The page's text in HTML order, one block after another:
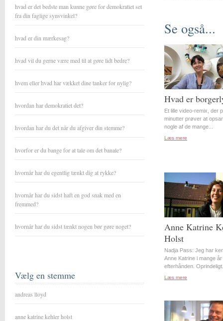
hvad er det bedste man kunne gøre for demokratiet set
fra din faglige synsvinkel?
hvad er din mærkesag?
hvad vil du gerne være med til at gøre lidt bedre?
hvem eller hvad har vækket dine tanker for nylig?
hvordan har demokratiet det?
hvordan har du det når du afgiver din stemme?
hvorfor er du bange for at tale om det banale?
hvornår har du egentlig tænkt dig at rykke?
hvornår har du sidst haft en god snak med en
fremmed?
hvornår har du sidst tænkt nogen bør gøre noget?
Vælg en stemme
andreas lloyd
anne katrine kehler holst
Se også...
Hvad er
Et lille video-remix, der
minutter prøver at
nogle af de mange...
Læs mere
Anne Katrine
Holst
Nadja Pass: Jeg har
Anne Katrine i mange år
efterhånden.
Læs mere